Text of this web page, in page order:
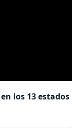
los 13 estados